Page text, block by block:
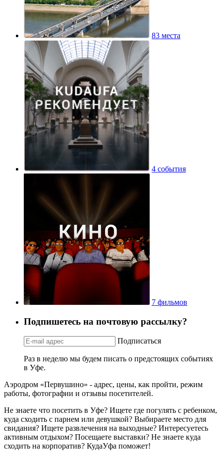
83 места
4 события
7 фильмов
Подпишетесь на почтовую рассылку?
Подписаться
Раз в неделю мы будем писать о предстоящих событиях
в Уфе.
Аэродром «Первушино» - адрес, цены, как пройти, режим
работы, фотографии и отзывы посетителей.
Не знаете что посетить в Уфе? Ищете где погулять с ребенком,
куда сходить с парнем или девушкой? Выбираете место для
свидания? Ищете развлечения на выходные? Интересуетесь
активным отдыхом? Посещаете выставки? Не знаете куда
сходить на корпоратив? КудаУфа поможет!